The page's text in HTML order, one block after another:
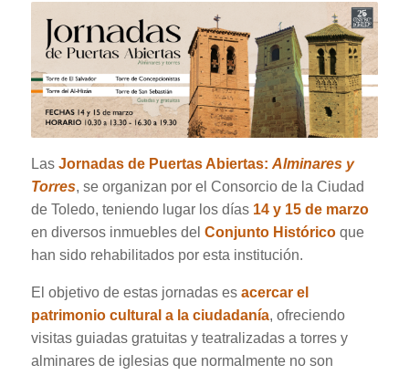
Las Jornadas de Puertas Abiertas: Alminares y
Torres, se organizan por el Consorcio de la Ciudad
de Toledo, teniendo lugar los días 14 y 15 de marzo
en diversos inmuebles del Conjunto Históricoque
han sido rehabilitados por esta institución.
El objetivo de estas jornadas es acercar el
patrimonio cultural a la ciudadanía, ofreciendo
visitas guiadas gratuitas y teatralizadas a torres y
alminares de iglesias que normalmente no son